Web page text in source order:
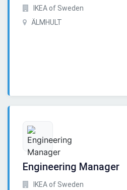
IKEA of Sweden
ÄLMHULT
Engineering Manager
IKEA of Sweden